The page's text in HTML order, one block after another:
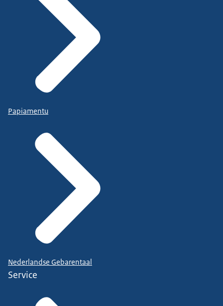
Papiamentu
Nederlandse Gebarentaal
Service